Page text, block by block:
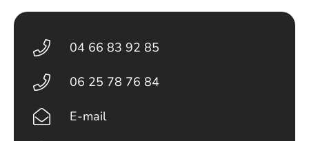
04 66 83 92 85
06 25 78 76 84
E-mail